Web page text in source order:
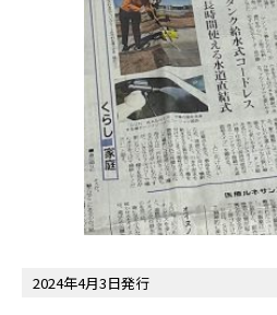
2024年4月3日発行